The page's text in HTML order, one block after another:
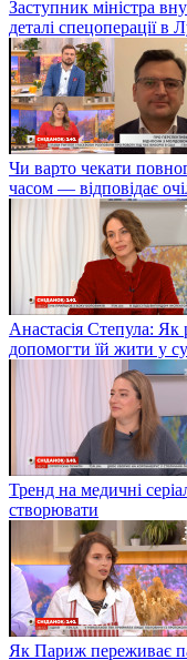
Заступник міністра
деталі спецоперації в
Чи варто чекати
часом — відповідає
Анастасія Степула: Як
допомогти їй жити у
Тренд на медичні
створювати
Як Париж переживає